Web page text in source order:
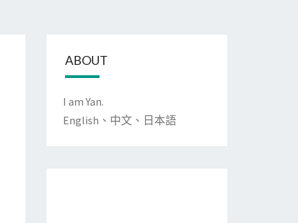
ABOUT
I am Yan.
English、中文、日本語